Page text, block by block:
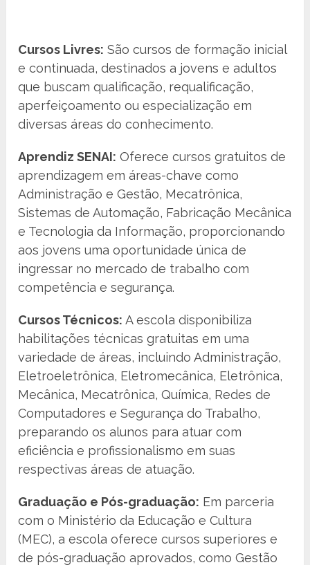
Cursos Livres: São cursos de formação inicial
e continuada, destinados a jovens e adultos
que buscam qualificação, requalificação,
aperfeiçoamento ou especialização em
diversas áreas do conhecimento.
Aprendiz SENAI: Oferece cursos gratuitos de
aprendizagem em áreas-chave como
Administração e Gestão, Mecatrônica,
Sistemas de Automação, Fabricação Mecânica
e Tecnologia da Informação, proporcionando
aos jovens uma oportunidade única de
ingressar no mercado de trabalho com
competência e segurança.
Cursos Técnicos: A escola disponibiliza
habilitações técnicas gratuitas em uma
variedade de áreas, incluindo Administração,
Eletroeletrônica, Eletromecânica, Eletrônica,
Mecânica, Mecatrônica, Química, Redes de
Computadores e Segurança do Trabalho,
preparando os alunos para atuar com
eficiência e profissionalismo em suas
respectivas áreas de atuação.
Graduação e Pós-graduação: Em parceria
com o Ministério da Educação e Cultura
(MEC), a escola oferece cursos superiores e
de pós-graduação aprovados, como Gestão